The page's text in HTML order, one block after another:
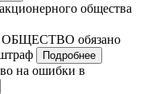
общества
обязано
Подробнее
на ошибки в